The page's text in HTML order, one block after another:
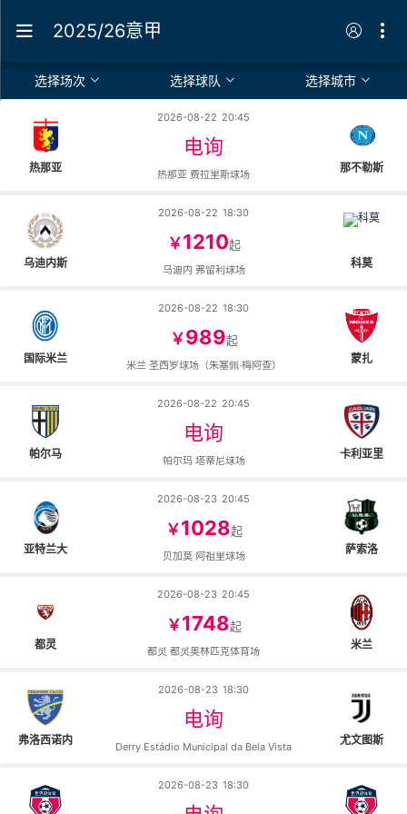
2025/26意甲
选择场次 选择球队 选择城市
热那亚
2026-08-22 20:45
电询
热那亚 费拉里斯球场 那不勒斯
乌迪内斯
2026-08-22 18:30
￥1210起
乌迪内 弗留利球场 科莫
国际米兰
2026-08-22 18:30
￥989起
米兰 圣西罗球场（朱塞佩·梅阿查） 蒙扎
帕尔马
2026-08-22 20:45
电询
帕尔玛 塔蒂尼球场 卡利亚里
亚特兰大
2026-08-23 20:45
￥1028起
贝加莫 阿祖里球场 萨索洛
都灵
2026-08-23 20:45
￥1748起
都灵 都灵奥林匹克体育场 米兰
弗洛西诺内
2026-08-23 18:30
电询
Derry Estádio Municipal da Bela Vista 尤文图斯
2026-08-23 18:30